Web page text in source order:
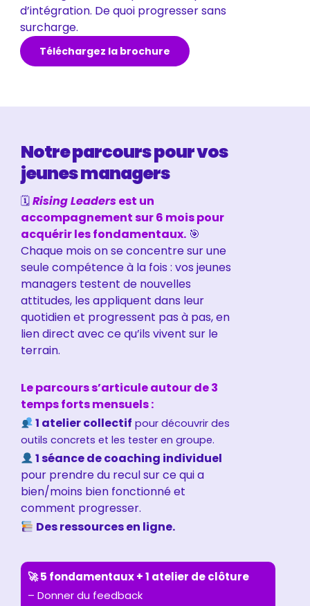
d’intégration. De quoi progresser sans
surcharge.
Téléchargez la brochure
Notre parcours pour vos
jeunes managers
🗓Rising Leadersest un
accompagnement sur 6 mois pour
acquérir les fondamentaux. 🎯
Chaque mois on se concentre sur une
seule compétence à la fois : vos jeunes
managers testent de nouvelles
attitudes, les appliquent dans leur
quotidien et progressent pas à pas, en
lien direct avec ce qu’ils vivent sur le
terrain.
Le parcours s’articule autour de 3
temps forts mensuels :
1 atelier collectif pour découvrir des
outils concrets et les tester en groupe.
1 séance de coaching individuel
pour prendre du recul sur ce qui a
bien/moins bien fonctionné et
comment progresser.
Des ressources en ligne.
🚀 5 fondamentaux+1 atelier declôture
– Donner du feedback